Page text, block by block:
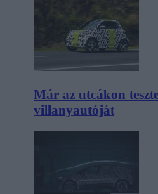
Már az utcákon
villanyautóját